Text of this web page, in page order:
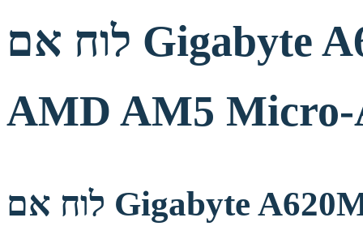
לוח אם Gigabyte A620M GAMING X 2.0
AMD AM5
לוח אם Gigabyte A620M GAMING X 2.0 AMD